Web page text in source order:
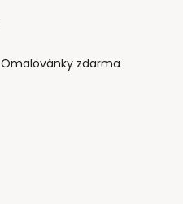
Omalovánky zdarma